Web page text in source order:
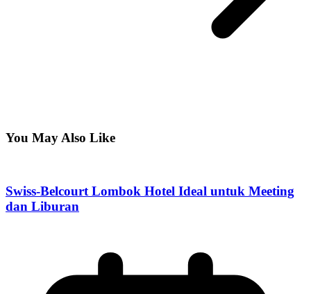
You May Also Like
Swiss-Belcourt Lombok Hotel Ideal untuk Meeting
dan Liburan